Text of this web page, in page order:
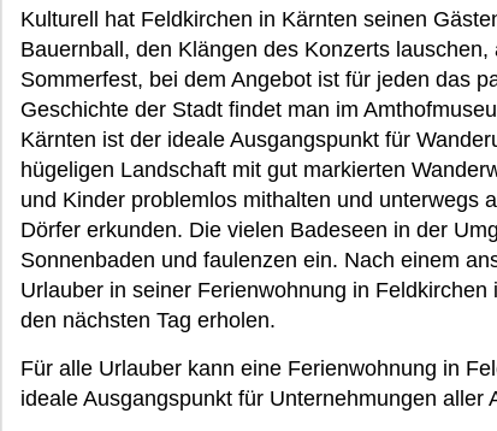
Kulturell hat Feldkirchen in Kärnten seinen
Bauernball, den Klängen des Konzerts
Sommerfest, bei dem Angebot ist für jeden das
Geschichte der Stadt findet man im
Kärnten ist der ideale Ausgangspunkt für
hügeligen Landschaft mit gut markierten
und Kinder problemlos mithalten und unterwegs
Dörfer erkunden. Die vielen Badeseen in der
Sonnenbaden und faulenzen ein. Nach einem
Urlauber in seiner Ferienwohnung in
den nächsten Tag erholen.
Für alle Urlauber kann eine Ferienwohnung in
ideale Ausgangspunkt für Unternehmungen aller